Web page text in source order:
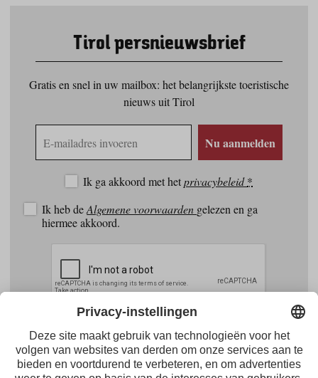
Tirol persnieuwsbrief
Gratis en snel in uw mailbox: het belangrijkste toeristische
nieuws uit Tirol
mailadres
Nu aanmelden
Ik ga akkoord met hetprivacybeleid*
Ik heb deAlgemene voorwaarden gelezen en ga
hiermee akkoord.